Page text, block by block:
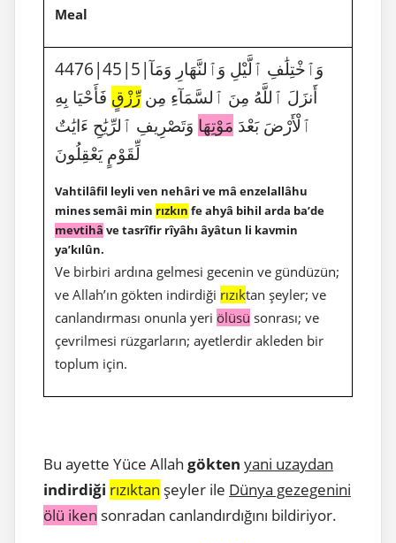
Meal
4476|45|5|وَٱخْتِلَٰفِ ٱلَّيْلِ وَٱلنَّهَارِ وَمَآ
أَنزَلَ ٱللَّهُ مِنَ ٱلسَّمَآءِ مِنرِّزْقٍ فَأَحْيَا بِهِ
ٱلْأَرْضَ بَعْدَ مَوْتِهَا وَتَصْرِيفِ ٱلرِّيَٰحِ ءَايَٰتٌ
لِّقَوْمٍ يَعْقِلُونَ
Vahtilâfil leyli ven nehâri ve mâ enzelallâhu
mines semâi min rızkın fe ahyâ bihil arda ba’de
mevtihâ ve tasrîfir rîyâhı âyâtun li kavmin
ya’kılûn.
Ve birbiri ardına gelmesi gecenin ve gündüzün;
ve Allah’ın gökten indirdiği rızıktan şeyler; ve
canlandırması onunla yeri ölüsü sonrası; ve
çevrilmesi rüzgarların; ayetlerdir akleden bir
toplum için.
Bu ayette Yüce Allah gökten yani uzaydan
indirdiği rızıktan şeyler ile Dünya gezegenini
ölü iken sonradan canlandırdığını bildiriyor.